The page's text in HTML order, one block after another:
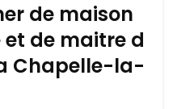
de maison
de maitre d
Chapelle-la-